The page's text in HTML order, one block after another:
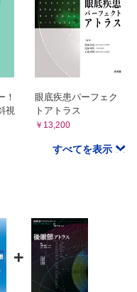
ポリン)の副作用
！
視
眼底疾患パーフェク
トアトラス
￥13,200
すべてを表示
+